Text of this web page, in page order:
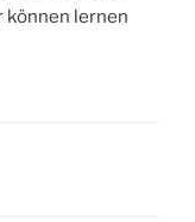
können lernen